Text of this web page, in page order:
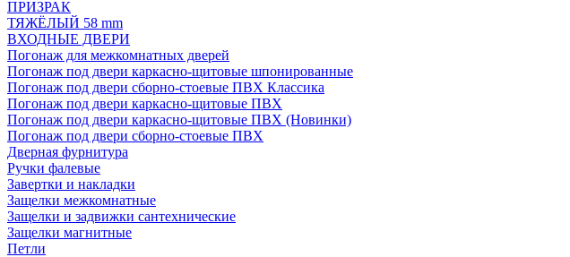
ПРИЗРАК
ТЯЖЁЛЫЙ 58 mm
ВХОДНЫЕ ДВЕРИ
Погонаж для межкомнатных дверей
Погонаж под двери каркасно-щитовые шпонированные
Погонаж под двери сборно-стоевые ПВХ Классика
Погонаж под двери каркасно-щитовые ПВХ
Погонаж под двери каркасно-щитовые ПВХ (Новинки)
Погонаж под двери сборно-стоевые ПВХ
Дверная фурнитура
Ручки фалевые
Завертки и накладки
Защелки межкомнатные
Защелки и задвижки сантехнические
Защелки магнитные
Петли